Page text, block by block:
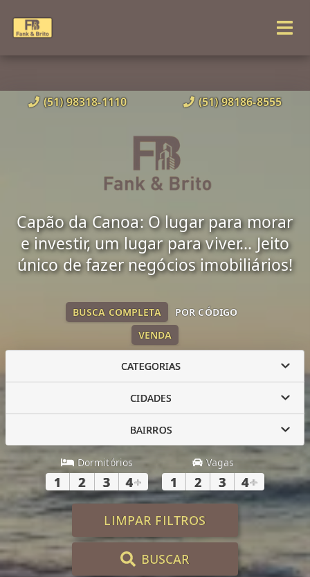
(51) 98318-1110 (51) 98186-8555
Capão da Canoa: O lugar para morar
e investir, um lugar para viver... Jeito
único de fazer negócios imobiliários!
VENDA
BUSCA COMPLETA POR CÓDIGO
CATEGORIAS
CIDADES
BAIRROS
Dormitórios
1 2 3 4+
Vagas
1 2 3 4+
LIMPAR FILTROS
BUSCAR